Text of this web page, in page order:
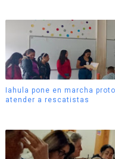
Iahula pone en marcha
atender a rescatistas